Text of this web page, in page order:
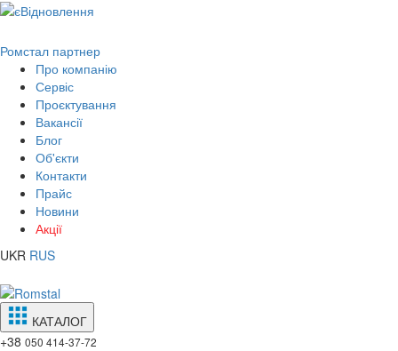
Ромстал партнер
Про компанію
Сервіс
Проєктування
Вакансії
Блог
Об'єкти
Контакти
Прайс
Новини
Акції
UKR RUS
КАТАЛОГ
+38 050 414-37-72